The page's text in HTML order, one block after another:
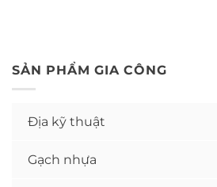
SẢN PHẨM GIA CÔNG
Địa kỹ thuật
Gạch nhựa